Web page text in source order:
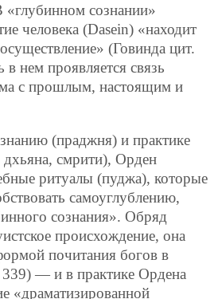
сознании»
человека (Dasein) «находит
(Говинда цит.
в нем проявляется связь
с прошлым, настоящим и
(праджня) и практике
дхьяна, смрити), Орден
ритуалы (пуджа), которые
самоуглублению,
сознания». Обряд
происхождение, она
почитания богов в
— и в практике Ордена
«драматизированной